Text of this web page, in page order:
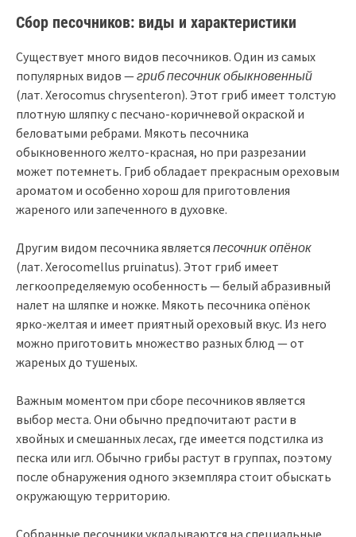
Сбор песочников: виды и характеристики
Существует много видов песочников. Один из самых
популярных видов —гриб песочник обыкновенный
(лат. Xerocomus chrysenteron). Этот гриб имеет толстую
плотную шляпку с песчано-коричневой окраской и
беловатыми ребрами. Мякоть песочника
обыкновенного желто-красная, но при разрезании
может потемнеть. Гриб обладает прекрасным ореховым
ароматом и особенно хорош для приготовления
жареного или запеченного в духовке.
Другим видом песочника является песочник опёнок
(лат. Xerocomellus pruinatus). Этот гриб имеет
легкоопределяемую особенность — белый абразивный
налет на шляпке и ножке. Мякоть песочника опёнок
ярко-желтая и имеет приятный ореховый вкус. Из него
можно приготовить множество разных блюд — от
жареных до тушеных.
Важным моментом при сборе песочников является
выбор места. Они обычно предпочитают расти в
хвойных и смешанных лесах, где имеется подстилка из
песка или игл. Обычно грибы растут в группах, поэтому
после обнаружения одного экземпляра стоит обыскать
окружающую территорию.
Собранные песочники укладываются на специальные